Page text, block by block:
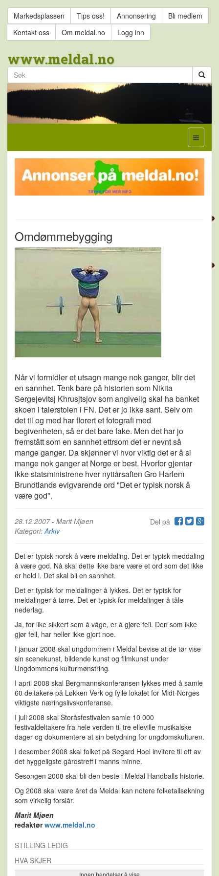
Markedsplassen Tips oss! Annonsering
Bli medlem
Kontakt oss
Om meldal.no Logg inn
www.meldal.no
Omdømmebygging
Når vi formidler et utsagn mange nok ganger, blir det
en sannhet. Tenk bare på historien som Nikita
Sergejevitsj Khrusjtsjov som angivelig skal ha banket
skoen i talerstolen i FN. Det er jo ikke sant. Selv om
det til og med har florert et fotografi med
begivenheten, så er det bare fake. Men det har jo
fremstått som en sannhet ettrsom det er nevnt så
mange ganger. Da skjønner vi hvor viktig det er å si
mange nok ganger at Norge er best. Hvorfor gjentar
ikke statsministrene hver nyttårsaften Gro Harlem
Brundtlands evigvarende ord "Det er typisk norsk å
være god".
Del på
28.12.2007- Marit Mjøen
Kategori: Arkiv
Det er typisk norsk å være meldaling. Det er typisk meddaling
å være god. Nå skal dette ikke bare være et ord som det ikke
er hold i. Det skal bli en sannhet.
Det er typisk for meldalinger å lykkes. Det er typisk for
meldalinger å tørre. Det er typisk for meldalinger å tåle
nederlag.
Ja, for like sikkert som å våge, er å gjøre feil. Den som ikke
gjør feil, har heller ikke gjort noe.
I januar 2008 skal ungdommen i Meldal bevise at de tør vise
sin scenekunst, bildende kunst og filmkunst under
Ungdommens kulturmønstring.
I april 2008 skal Bergmannskonferansen lykkes med å samle
60 deltakere på Løkken Verk og fylle lokalet for Midt-Norges
viktigste næringslivskonferanse.
I juli 2008 skal Storåsfestivalen samle 10 000
festivaldeltakere fra hele verden til tre elleville musikalske
dager og dokumentere at sin betydning for ungdomskulturen.
I desember 2008 skal folket på Segard Hoel invitere til ett av
det hyggeligste gårdstreff i manns minne.
Sesongen 2008 skal bli den beste i Meldal Handballs historie.
Og 2008 skal være året da Meldal kan notere folketallsøkning
som virkelig forslår.
Marit Mjøen
redaktørwww.meldal.no
STILLING LEDIG
HVA SKJER
Ingen hendelser å vise